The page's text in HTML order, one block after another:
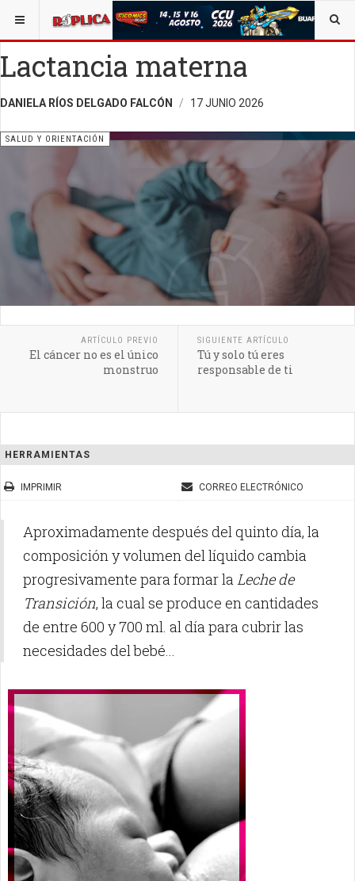
ESTÁ AQUÍ: SALUD OPINIÓN RÉPLICA
Lactancia materna
DANIELA RÍOS DELGADO FALCÓN 17 JUNIO 2026
SALUD Y ORIENTACIÓN
ARTÍCULO PREVIO
El cáncer no es el único
monstruo
SIGUIENTE ARTÍCULO
Tú y solo tú eres
responsable de ti
HERRAMIENTAS
IMPRIMIR CORREO ELECTRÓNICO
Aproximadamente después del quinto día, la
composición y volumen del líquido cambia
progresivamente para formar la Leche de
Transición, la cual se produce en cantidades
de entre 600 y 700 ml. al día para cubrir las
necesidades del bebé...